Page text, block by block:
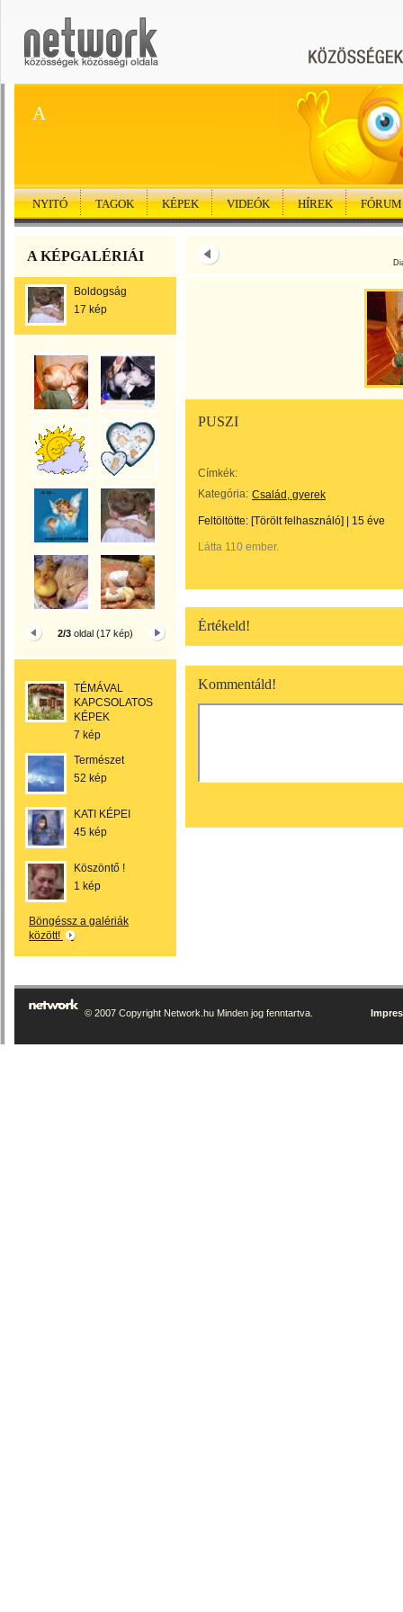
A
NYITÓ TAGOK KÉPEK VIDEÓK HÍREK FÓRUM
A KÉPGALÉRIÁI
Boldogság
17 kép
2/3 oldal (17 kép)
TÉMÁVAL
KAPCSOLATOS
KÉPEK
7 kép
Természet
52 kép
KATI KÉPEI
45 kép
Köszöntő !
1 kép
Böngéssz a galériák
között!
PUSZI
Címkék:
Kategória: Család, gyerek
Feltöltötte: [Törölt felhasználó] 15 éve
Látta 110 ember.
Értékeld!
Kommentáld!
© 2007 Copyright Network.hu Minden jog fenntartva.